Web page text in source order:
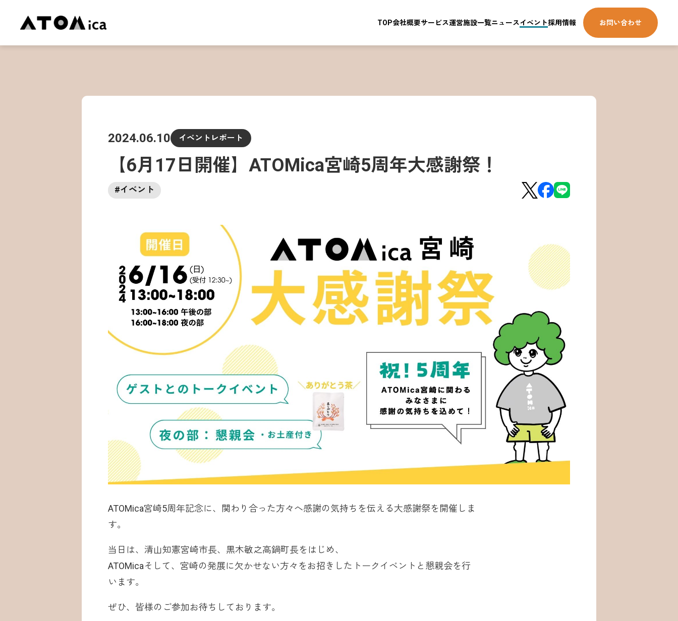
TOP会社概要サービス運営施設一覧ニュースイベント採用情報 お問い合わせ
2024.06.10 イベントレポート
【6月17日開催】ATOMica宮崎5周年大感謝祭！
#イベント
ATOMica宮崎5周年記念に、関わり合った方々へ感謝の気持ちを伝える大感謝祭を開催しま
す。
当日は、清山知憲宮崎市長、黒木敏之高鍋町長をはじめ、
ATOMicaそして、宮崎の発展に欠かせない方々をお招きしたトークイベントと懇親会を行
います。
ぜひ、皆様のご参加お待ちしております。